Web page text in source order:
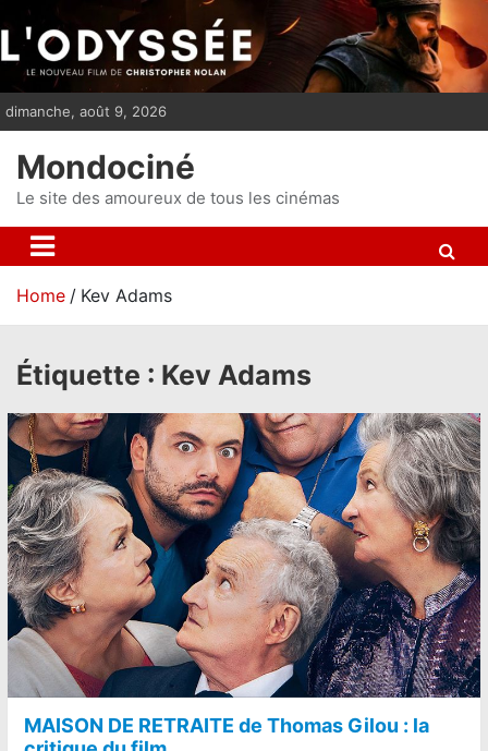
i
p
t
n
t
dimanche, août 9, 2026
Mondociné
Le site des amoureux de tous les cinémas
Home Kev Adams
Étiquette : Kev Adams
MAISON DE RETRAITE de Thomas Gilou : la